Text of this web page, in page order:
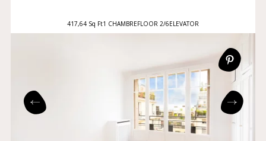
417,64 Sq Ft1 CHAMBREFLOOR 2/6ELEVATOR